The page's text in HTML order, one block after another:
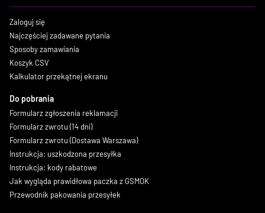
Zaloguj się
Najczęściej zadawane pytania
Sposoby zamawiania
Koszyk CSV
Kalkulator przekątnej ekranu
Do pobrania
Formularz zgłoszenia reklamacji
Formularz zwrotu (14 dni)
Formularz zwrotu (Dostawa Warszawa)
Instrukcja: uszkodzona przesyłka
Instrukcja: kody rabatowe
Jak wygląda prawidłowa paczka z GSMOK
Przewodnik pakowania przesyłek